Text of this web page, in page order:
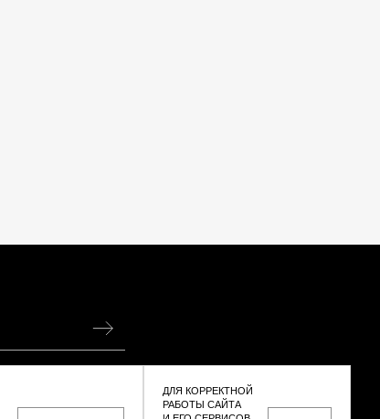
ДЛЯ КОРРЕКТНОЙ
РАБОТЫ САЙТА